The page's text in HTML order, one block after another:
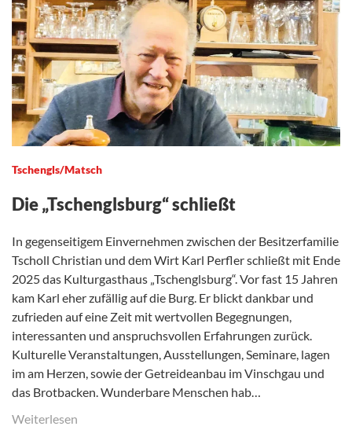
Tschengls/Matsch
Die „Tschenglsburg“ schließt
In gegenseitigem Einvernehmen zwischen der Besitzerfamilie
Tscholl Christian und dem Wirt Karl Perfler schließt mit Ende
2025 das Kulturgasthaus „Tschenglsburg“. Vor fast 15 Jahren
kam Karl eher zufällig auf die Burg. Er blickt dankbar und
zufrieden auf eine Zeit mit wertvollen Begegnungen,
interessanten und anspruchsvollen Erfahrungen zurück.
Kulturelle Veranstaltungen, Ausstellungen, Seminare, lagen
im am Herzen, sowie der Getreideanbau im Vinschgau und
das Brotbacken. Wunderbare Menschen hab…
Weiterlesen